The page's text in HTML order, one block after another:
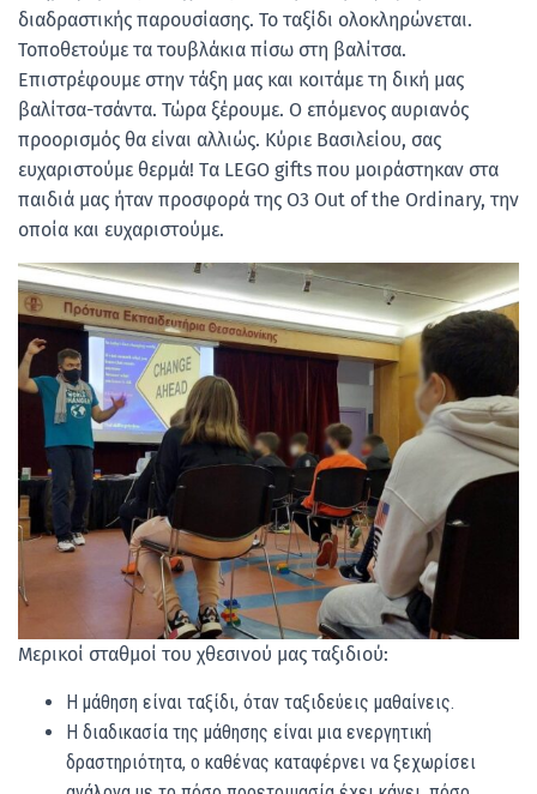
διαδραστικής παρουσίασης. Το ταξίδι ολοκληρώνεται.
Τοποθετούμε τα τουβλάκια πίσω στη βαλίτσα.
Επιστρέφουμε στην τάξη μας και κοιτάμε τη δική μας
βαλίτσα-τσάντα. Τώρα ξέρουμε. Ο επόμενος αυριανός
προορισμός θα είναι αλλιώς. Κύριε Βασιλείου, σας
ευχαριστούμε θερμά! Tα LEGO gifts που μοιράστηκαν στα
παιδιά μας ήταν προσφορά της Ο3 Out of the Ordinary, την
οποία και ευχαριστούμε.
Μερικοί σταθμοί του χθεσινού μας ταξιδιού:
Η μάθηση είναι ταξίδι, όταν ταξιδεύεις μαθαίνεις.
Η διαδικασία της μάθησης είναι μια ενεργητική
δραστηριότητα, ο καθένας καταφέρνει να ξεχωρίσει